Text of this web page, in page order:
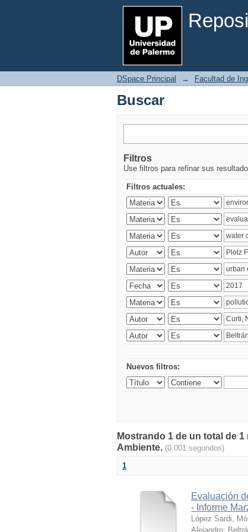
Buscar
DSpace Principal → Facultad de
Buscar
Filtros
Use filtros para refinar sus
Filtros actuales:
Nuevos filtros:
Mostrando 1 de un total de
Ambiente. (0.001 segundos)
1
Evaluación
- Informe
López Sardi,
Alejandro;